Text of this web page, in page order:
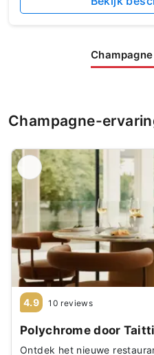
Champagne-
4.9 10 reviews
Polychrome door
Ontdek het nieuwe